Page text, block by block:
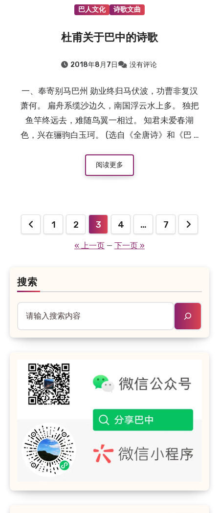
巴人文化 诗歌文曲
杜甫关于巴中的诗歌
2018年8月7日 没有评论
一、奉寄别马巴州 勋业终归马伏波，功曹非复汉
萧何。 扁舟系缆沙边久，南国浮云水上多。 独把
鱼竿终远去，难随鸟翼一相过。 知君未爱春湖
色，兴在骊驹白玉珂。 (选自《全唐诗》和《巴 …
阅读更多
文
页
1 2 3 4 … 7
« 上一页 — 下一页 »
搜索